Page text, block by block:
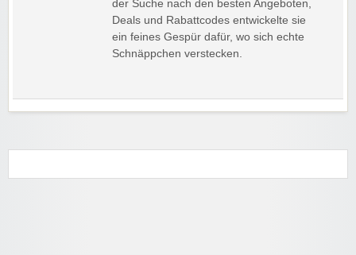
der Suche nach den besten Angeboten,
Deals und Rabattcodes entwickelte sie
ein feines Gespür dafür, wo sich echte
Schnäppchen verstecken.